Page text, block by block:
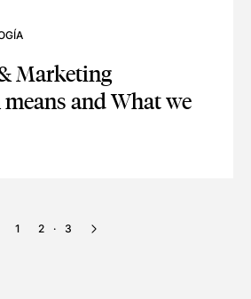
Marketing
and What we
1 2 · 3